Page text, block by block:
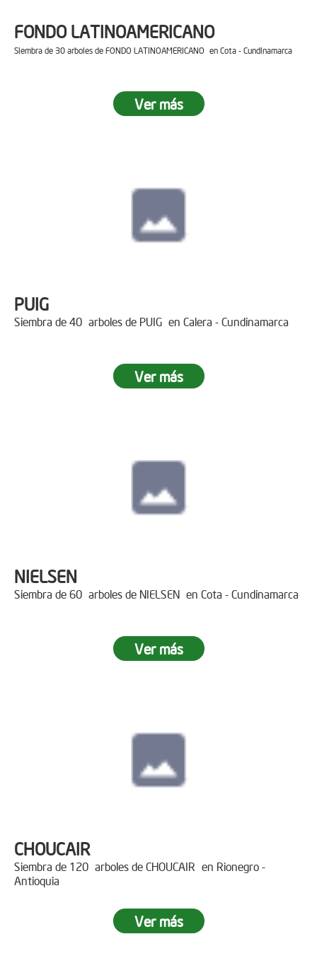
FONDO LATINOAMERICANO
Siembra de 30 arboles de FONDO LATINOAMERICANO en Cota - Cundinamarca
Ver más
PUIG
Siembra de 40 arboles de PUIG en Calera - Cundinamarca
Ver más
NIELSEN
Siembra de 60 arboles de NIELSEN en Cota - Cundinamarca
Ver más
CHOUCAIR
Siembra de 120 arboles de CHOUCAIR en Rionegro -
Antioquia
Ver más